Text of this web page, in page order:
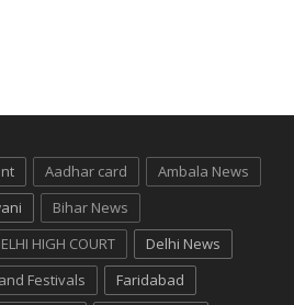
Aadhar card
Ambala News
Bihar News
HIGH COURT
Delhi News
Festivals
Faridabad